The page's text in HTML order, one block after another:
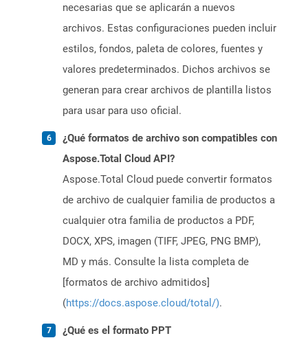
necesarias que se aplicarán a nuevos
archivos. Estas configuraciones pueden incluir
estilos, fondos, paleta de colores, fuentes y
valores predeterminados. Dichos archivos se
generan para crear archivos de plantilla listos
para usar para uso oficial.
¿Qué formatos de archivo son compatibles con
Aspose.Total Cloud API?
Aspose.Total Cloud puede convertir formatos
de archivo de cualquier familia de productos a
cualquier otra familia de productos a PDF,
DOCX, XPS, imagen (TIFF, JPEG, PNG BMP),
MD y más. Consulte la lista completa de
[formatos de archivo admitidos]
(https://docs.aspose.cloud/total/).
¿Qué es el formato PPT